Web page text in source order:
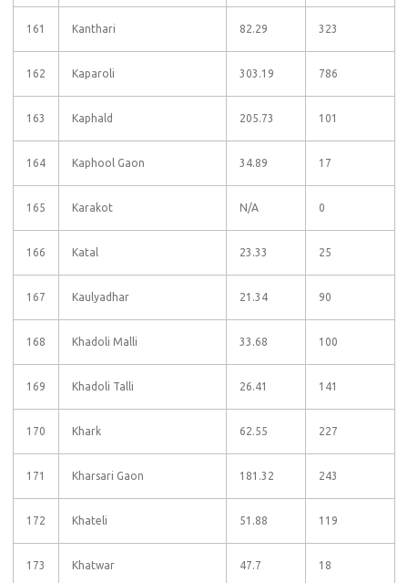
161 Kanthari 82.29 323
162 Kaparoli 303.19 786
163 Kaphald 205.73 101
164 Kaphool Gaon 34.89 17
165 Karakot N/A 0
166 Katal 23.33 25
167 Kaulyadhar 21.34 90
168 Khadoli Malli 33.68 100
169 Khadoli Talli 26.41 141
170 Khark 62.55 227
171 Kharsari Gaon 181.32 243
172 Khateli 51.88 119
173 Khatwar 47.7 18